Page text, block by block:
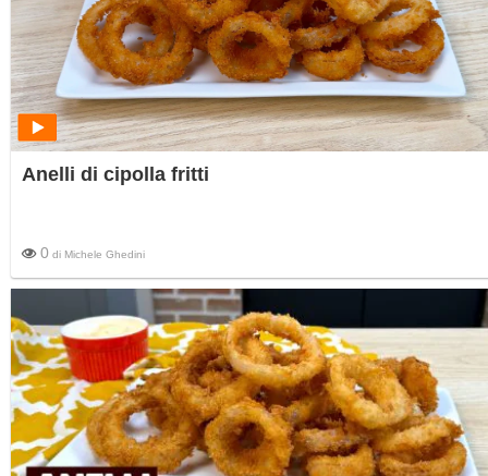
Anelli di cipolla fritti
0 di Michele Ghedini